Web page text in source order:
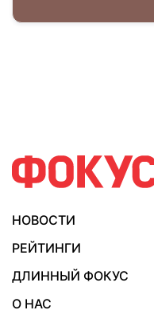
НОВОСТИ
РЕЙТИНГИ
ДЛИННЫЙ ФОКУС
О НАС